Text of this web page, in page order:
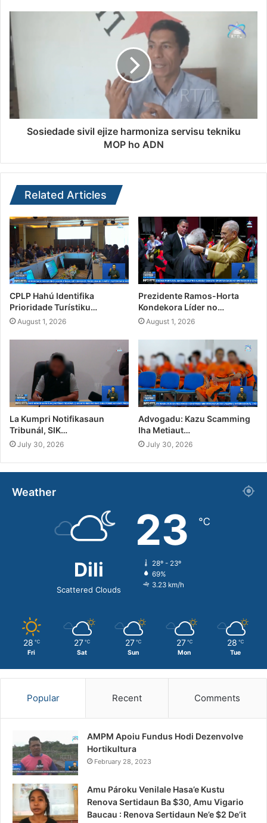
Sosiedade sivil ejize harmoniza servisu tekniku
MOP ho ADN
Related Articles
CPLP Hahú Identifika
Prioridade Turístiku…
August 1, 2026
Prezidente Ramos-Horta
Kondekora Líder no…
August 1, 2026
La Kumpri Notifikasaun
Tribunál, SIK…
July 30, 2026
Advogadu: Kazu Scamming
Iha Metiaut…
July 30, 2026
Weather
Dili
Scattered Clouds
23 ℃
28º - 23º
69%
3.23 km/h
28 ℃
Fri
27 ℃
Sat
27 ℃
Sun
27 ℃
Mon
28 ℃
Tue
Popular Recent Comments
AMPM Apoiu Fundus Hodi Dezenvolve
Hortikultura
February 28, 2023
Amu Pároku Venilale Hasa’e Kustu
Renova Sertidaun Ba $30, Amu Vigario
Baucau : Renova Sertidaun Ne’e $2 De’it